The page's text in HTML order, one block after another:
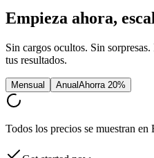
Empieza ahora,
Sin cargos ocultos. Sin
tus resultados.
Mensual Anual Ahorra 20%
Todos los precios se muestran